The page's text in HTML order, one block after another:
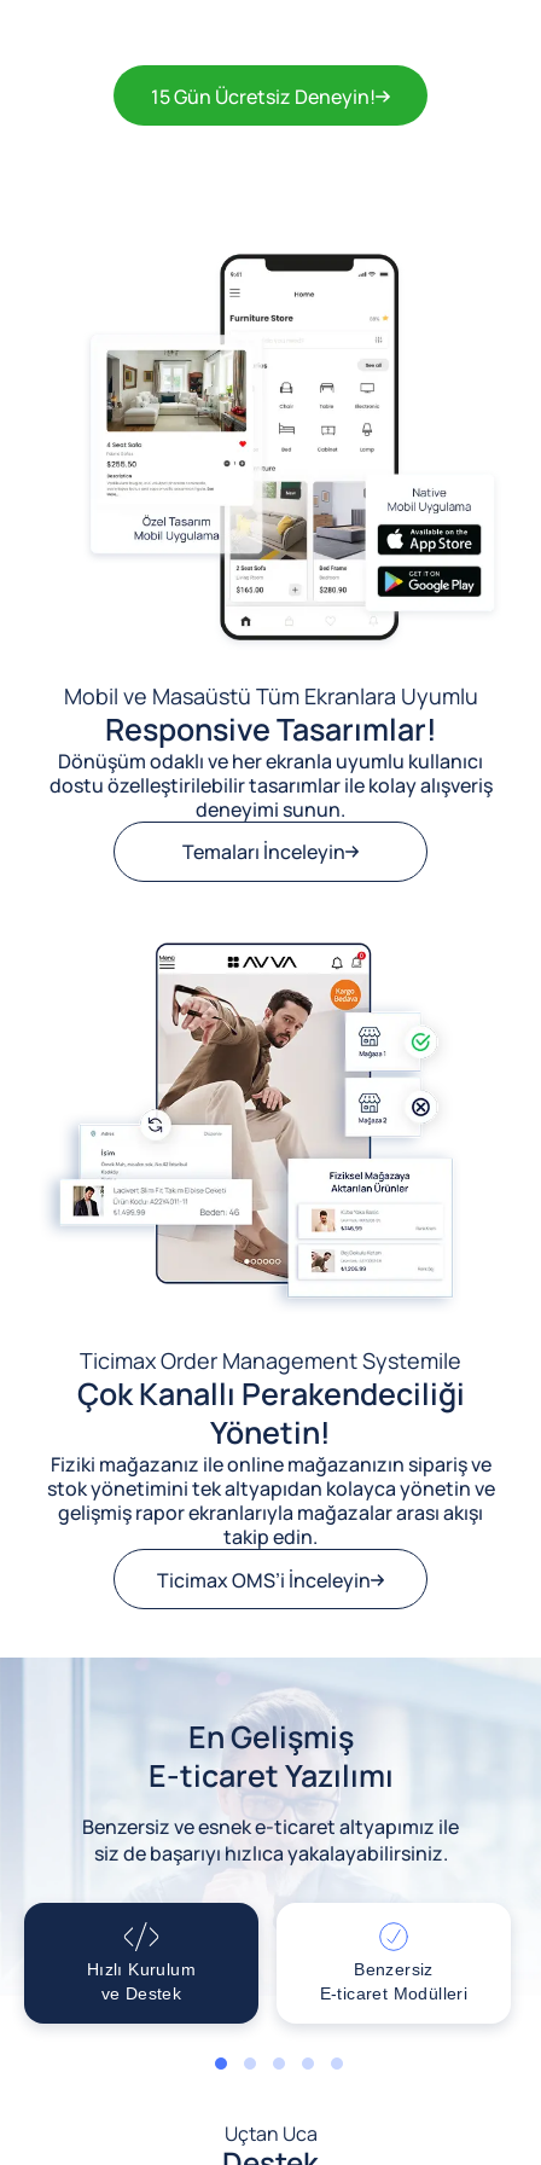
15 Gün Ücretsiz Deneyin!
Mobil ve Masaüstü Tüm Ekranlara Uyumlu
Responsive Tasarımlar!
Dönüşüm odaklı ve her ekranla uyumlu kullanıcı
dostu özelleştirilebilir tasarımlar ile kolay alışveriş
deneyimi sunun.
Temaları İnceleyin
Ticimax Order Management Systemile
Çok Kanallı Perakendeciliği
Yönetin!
Fiziki mağazanız ile online mağazanızın sipariş ve
stok yönetimini tek altyapıdan kolayca yönetin ve
gelişmiş rapor ekranlarıyla mağazalar arası akışı
takip edin.
Ticimax OMS’i İnceleyin
En Gelişmiş
E-ticaret Yazılımı
Benzersiz ve esnek e-ticaret altyapımız ile
siz de başarıyı hızlıca yakalayabilirsiniz.
Hızlı Kurulum
ve Destek
Benzersiz
E-ticaret Modülleri
1 2 3 4 5
Uçtan Uca